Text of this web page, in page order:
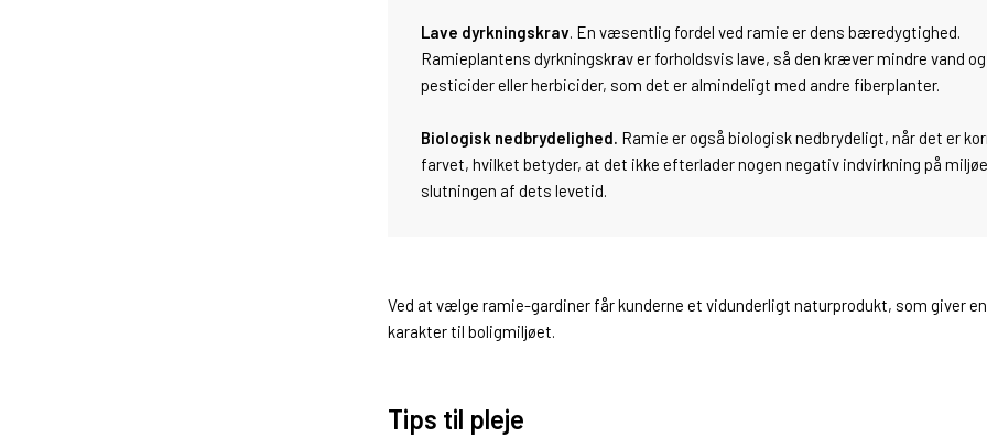
Lave dyrkningskrav. En væsentlig fordel ved ramie er dens bæredygtighed.
Ramieplantens dyrkningskrav er forholdsvis lave, så den kræver mindre vand
pesticider eller herbicider, som det er almindeligt med andre fiberplanter.
Biologisk nedbrydelighed. Ramie er også biologisk nedbrydeligt, når det er
farvet, hvilket betyder, at det ikke efterlader nogen negativ indvirkning på
slutningen af dets levetid.
Ved at vælge ramie-gardiner får kunderne et vidunderligt naturprodukt, som giver
karakter til boligmiljøet.
Tips til pleje